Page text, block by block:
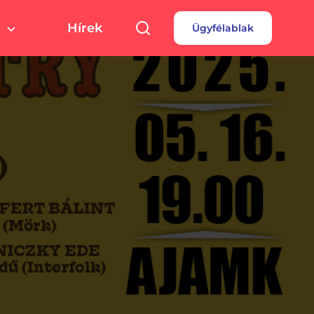
sport
színterek,
helyszínek
Pályázatok
fizetés
Hírek Ügyfélablak